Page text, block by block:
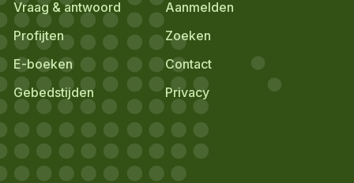
Vraag & antwoord
Profijten
E-boeken
Gebedstijden
Aanmelden
Zoeken
Contact
Privacy